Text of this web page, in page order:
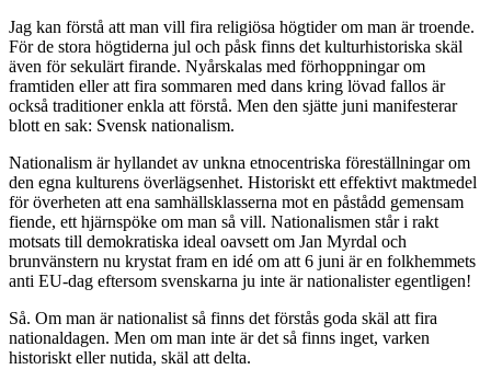
Jag kan förstå att man vill fira religiösa högtider om man är troende.
För de stora högtiderna jul och påsk finns det kulturhistoriska skäl
även för sekulärt firande. Nyårskalas med förhoppningar om
framtiden eller att fira sommaren med dans kring lövad fallos är
också traditioner enkla att förstå. Men den sjätte juni manifesterar
blott en sak: Svensk nationalism.
Nationalism är hyllandet av unkna etnocentriska föreställningar om
den egna kulturens överlägsenhet. Historiskt ett effektivt maktmedel
för överheten att ena samhällsklasserna mot en påstådd gemensam
fiende, ett hjärnspöke om man så vill. Nationalismen står i rakt
motsats till demokratiska ideal oavsett om Jan Myrdal och
brunvänstern nu krystat fram en idé om att 6 juni är en folkhemmets
anti EU-dag eftersom svenskarna ju inte är nationalister egentligen!
Så. Om man är nationalist så finns det förstås goda skäl att fira
nationaldagen. Men om man inte är det så finns inget, varken
historiskt eller nutida, skäl att delta.